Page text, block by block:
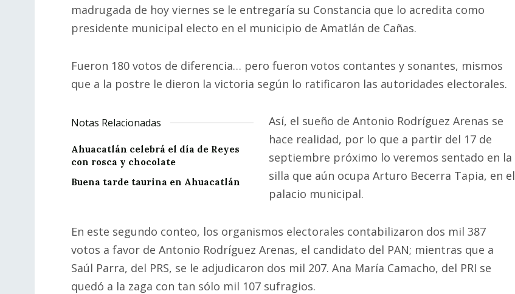
madrugada de hoy viernes se le entregaría su Constancia que lo acredita como
presidente municipal electo en el municipio de Amatlán de Cañas.
Fueron 180 votos de diferencia… pero fueron votos contantes y sonantes, mismos
que a la postre le dieron la victoria según lo ratificaron las autoridades electorales.
Notas Relacionadas
Ahuacatlán celebrá el día de Reyes
con rosca y chocolate
Buena tarde taurina en Ahuacatlán
Así, el sueño de Antonio Rodríguez Arenas se
hace realidad, por lo que a partir del 17 de
septiembre próximo lo veremos sentado en la
silla que aún ocupa Arturo Becerra Tapia, en el
palacio municipal.
En este segundo conteo, los organismos electorales contabilizaron dos mil 387
votos a favor de Antonio Rodríguez Arenas, el candidato del PAN; mientras que a
Saúl Parra, del PRS, se le adjudicaron dos mil 207. Ana María Camacho, del PRI se
quedó a la zaga con tan sólo mil 107 sufragios.